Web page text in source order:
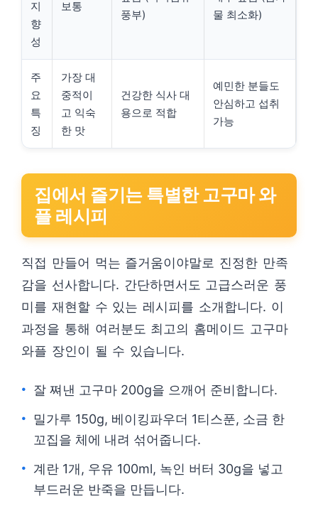
지
향
성
보통
풍부)
물 최소화)
주
요
특
징
가장 대
중적이
고 익숙
한 맛
건강한 식사 대
용으로 적합
예민한 분들도
안심하고 섭취
가능
집에서 즐기는 특별한 고구마 와
플 레시피
직접 만들어 먹는 즐거움이야말로 진정한 만족
감을 선사합니다. 간단하면서도 고급스러운 풍
미를 재현할 수 있는 레시피를 소개합니다. 이
과정을 통해 여러분도 최고의 홈메이드 고구마
와플 장인이 될 수 있습니다.
잘 쪄낸 고구마 200g을 으깨어 준비합니다.
밀가루 150g, 베이킹파우더 1티스푼, 소금 한
꼬집을 체에 내려 섞어줍니다.
계란 1개, 우유 100ml, 녹인 버터 30g을 넣고
부드러운 반죽을 만듭니다.